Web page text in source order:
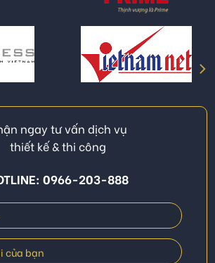
ngay tư vấn dịch vụ
thiết kế & thi công
0966-203-888